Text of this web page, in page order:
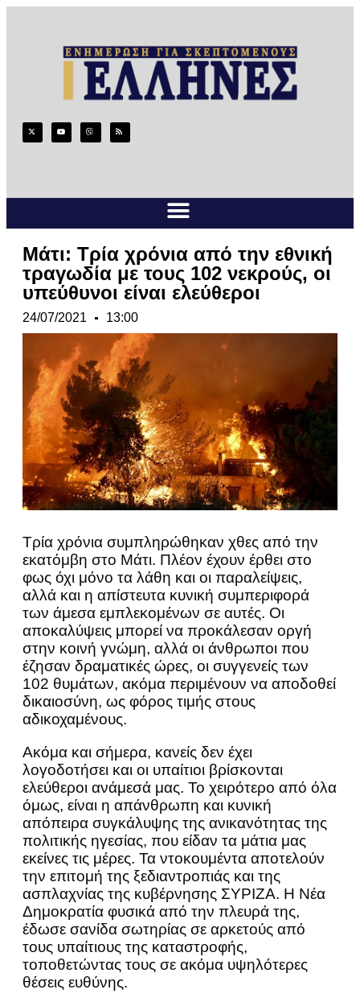
Μάτι: Τρία χρόνια από την εθνική
τραγωδία με τους 102 νεκρούς, οι
υπεύθυνοι είναι ελεύθεροι
24/07/2021 13:00
Τρία χρόνια συμπληρώθηκαν χθες από την
εκατόμβη στο Μάτι. Πλέον έχουν έρθει στο
φως όχι μόνο τα λάθη και οι παραλείψεις,
αλλά και η απίστευτα κυνική συμπεριφορά
των άμεσα εμπλεκομένων σε αυτές. Οι
αποκαλύψεις μπορεί να προκάλεσαν οργή
στην κοινή γνώμη, αλλά οι άνθρωποι που
έζησαν δραματικές ώρες, οι συγγενείς των
102 θυμάτων, ακόμα περιμένουν να αποδοθεί
δικαιοσύνη, ως φόρος τιμής στους
αδικοχαμένους.
Ακόμα και σήμερα, κανείς δεν έχει
λογοδοτήσει και οι υπαίτιοι βρίσκονται
ελεύθεροι ανάμεσά μας. Το χειρότερο από όλα
όμως, είναι η απάνθρωπη και κυνική
απόπειρα συγκάλυψης της ανικανότητας της
πολιτικής ηγεσίας, που είδαν τα μάτια μας
εκείνες τις μέρες. Τα ντοκουμέντα αποτελούν
την επιτομή της ξεδιαντροπιάς και της
ασπλαχνίας της κυβέρνησης ΣΥΡΙΖΑ. Η Νέα
Δημοκρατία φυσικά από την πλευρά της,
έδωσε σανίδα σωτηρίας σε αρκετούς από
τους υπαίτιους της καταστροφής,
τοποθετώντας τους σε ακόμα υψηλότερες
θέσεις ευθύνης.